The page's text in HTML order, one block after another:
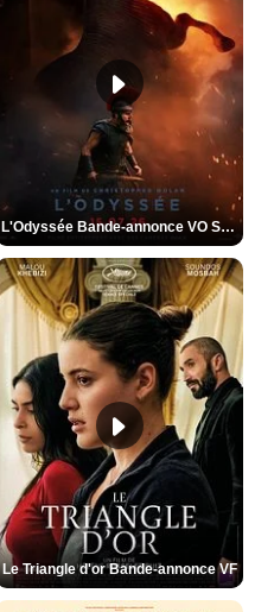
L'Odyssée Bande-annonce VO STFR
Le Triangle d'or Bande-annonce VF